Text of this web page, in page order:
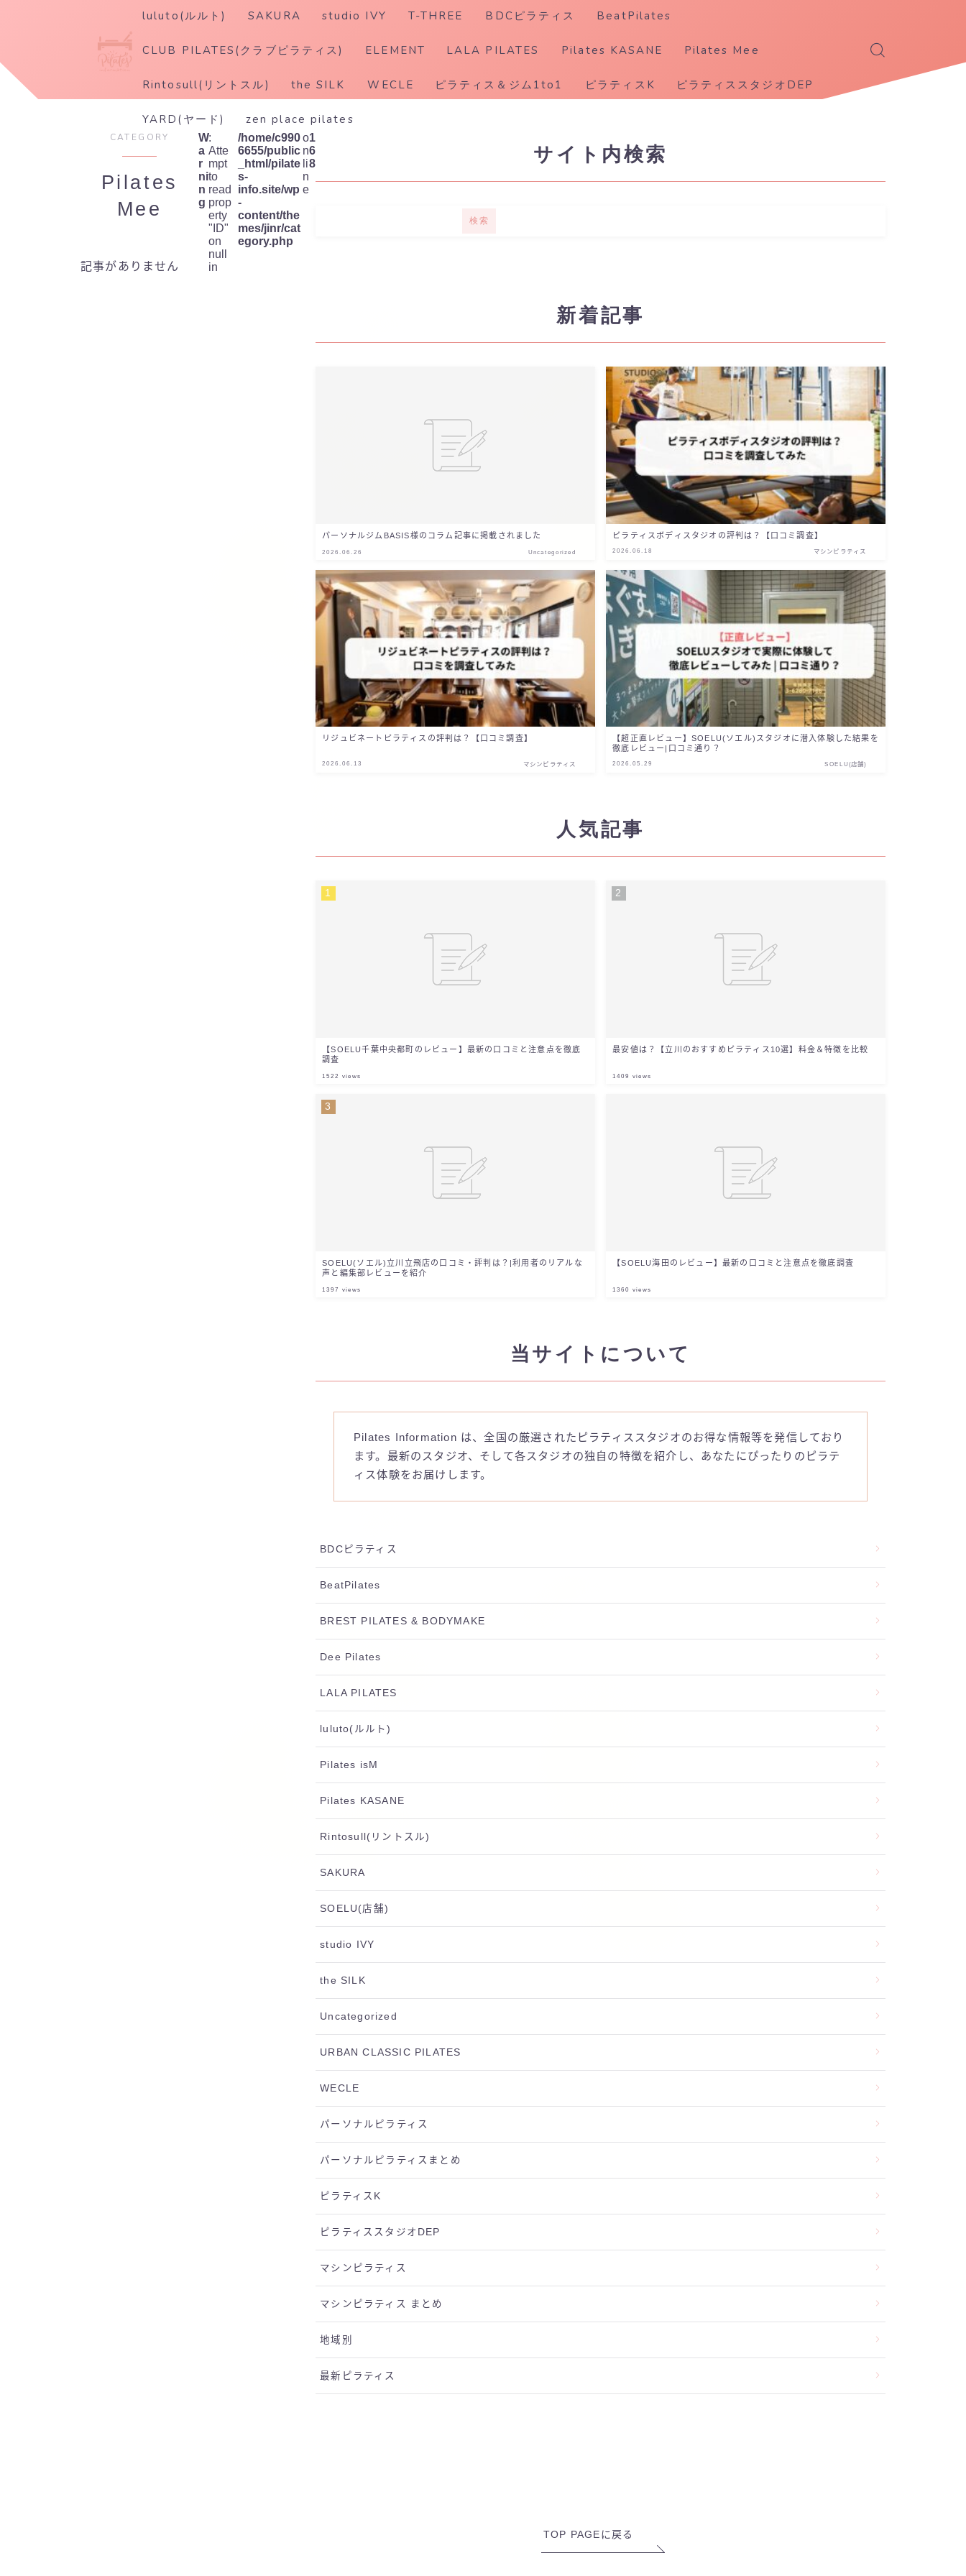
ホットピラティス
luluto(ルルト) SAKURA studio IVY T-THREE BDCピラティス BeatPilates
CLUB PILATES(クラブピラティス) ELEMENT LALA PILATES Pilates KASANE Pilates Mee
Rintosull(リントスル) the SILK WECLE ピラティス＆ジム1to1 ピラティスK ピラティススタジオDEP
YARD(ヤード) zen place pilates
CATEGORY
Pilates
Mee
記事がありません
W
a
r
ni
n
g
:
Atte
mpt
to
read
prop
erty
"ID"
on
null
in
/home/c990
6655/public
_html/pilate
s-
info.site/wp
-
content/the
mes/jinr/cat
egory.php
o
n
li
n
e
1
6
8
サイト内検索
検索
新着記事
パーソナルジムBASIS様のコラム記事に掲載されました
2026.06.26 Uncategorized
ピラティスボディスタジオの評判は？【口コミ調査】
2026.06.18 マシンピラティス
リジュビネートピラティスの評判は？【口コミ調査】
2026.06.13 マシンピラティス
【超正直レビュー】SOELU(ソエル)スタジオに潜入体験した結果を
徹底レビュー|口コミ通り？
2026.05.29 SOELU(店舗)
人気記事
【SOELU千葉中央都町のレビュー】最新の口コミと注意点を徹底
調査
1522 views
最安値は？【立川のおすすめピラティス10選】料金＆特徴を比較
1409 views
SOELU(ソエル)立川立飛店の口コミ・評判は？|利用者のリアルな
声と編集部レビューを紹介
1397 views
【SOELU海田のレビュー】最新の口コミと注意点を徹底調査
1360 views
当サイトについて
Pilates Information は、全国の厳選されたピラティススタジオのお得な情報等を発信しており
ます。最新のスタジオ、そして各スタジオの独自の特徴を紹介し、あなたにぴったりのピラテ
ィス体験をお届けします。
BDCピラティス
BeatPilates
BREST PILATES & BODYMAKE
Dee Pilates
LALA PILATES
luluto(ルルト)
Pilates isM
Pilates KASANE
Rintosull(リントスル)
SAKURA
SOELU(店舗)
studio IVY
the SILK
Uncategorized
URBAN CLASSIC PILATES
WECLE
パーソナルピラティス
パーソナルピラティスまとめ
ピラティスK
ピラティススタジオDEP
マシンピラティス
マシンピラティス まとめ
地域別
最新ピラティス
TOP PAGEに戻る